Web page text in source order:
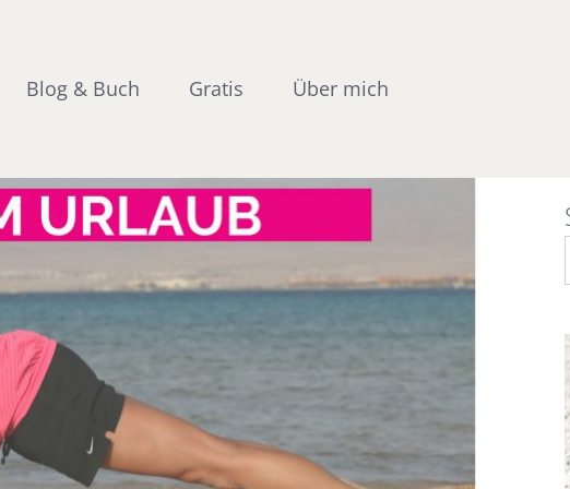
Blog & Buch Gratis Über mich